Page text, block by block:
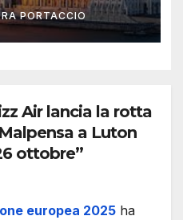
PORTACCIO
Air lancia la rotta
a Luton
ottobre”
europea 2025 ha